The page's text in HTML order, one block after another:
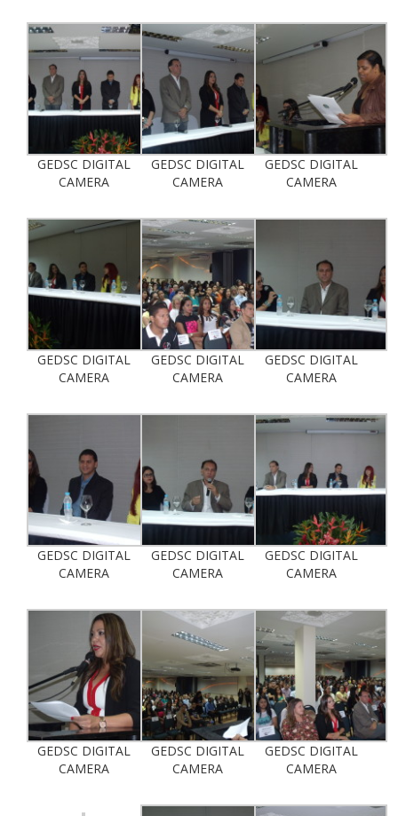
GEDSC DIGITAL
CAMERA
GEDSC DIGITAL
CAMERA
GEDSC DIGITAL
CAMERA
GEDSC DIGITAL
CAMERA
GEDSC DIGITAL
CAMERA
GEDSC DIGITAL
CAMERA
GEDSC DIGITAL
CAMERA
GEDSC DIGITAL
CAMERA
GEDSC DIGITAL
CAMERA
GEDSC DIGITAL
CAMERA
GEDSC DIGITAL
CAMERA
GEDSC DIGITAL
CAMERA